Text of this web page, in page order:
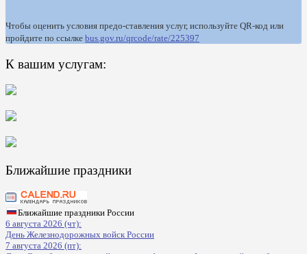
Чтобы оценить условия предо-ставления услуг, используйте QR-код или
пройдите по ссылке bus.gov.ru/qrcode/rate/225397
К вашим услугам:
Ближайшие праздники
Ближайшие праздники России
6 августа 2026 (чт):
День Железнодорожных войск России
7 августа 2026 (пт):